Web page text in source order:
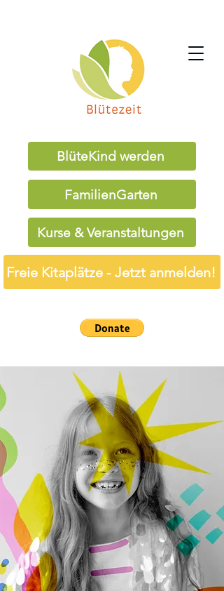
BlüteKind werden
FamilienGarten
Kurse & Veranstaltungen
Freie Kitaplätze - Jetzt anmelden!